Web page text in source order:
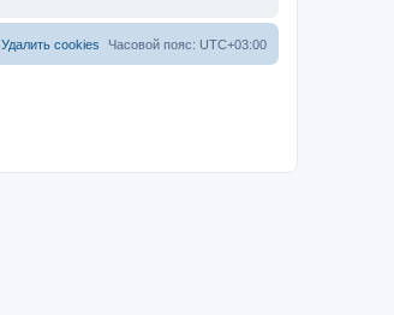
Часовой пояс: UTC+03:00
Удалить cookies